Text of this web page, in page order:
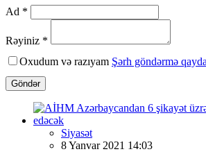
Ad *
Rəyiniz *
Oxudum və razıyam Şərh göndərmə
Göndər
Siyasət
8 Yanvar 2021 14:03